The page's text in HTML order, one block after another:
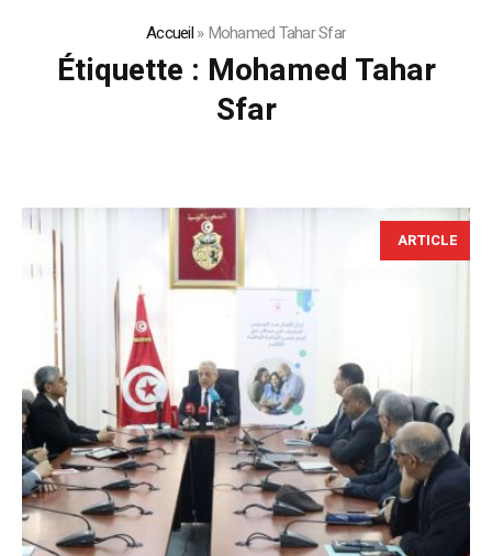
Accueil»Mohamed Tahar Sfar
Étiquette : Mohamed Tahar
Sfar
ARTICLE